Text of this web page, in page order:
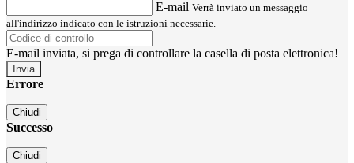
E-mail Verrà inviato un messaggio
all'indirizzo indicato con le istruzioni necessarie.
E-mail inviata, si prega di controllare la casella di posta elettronica!
Errore
Chiudi
Successo
Chiudi